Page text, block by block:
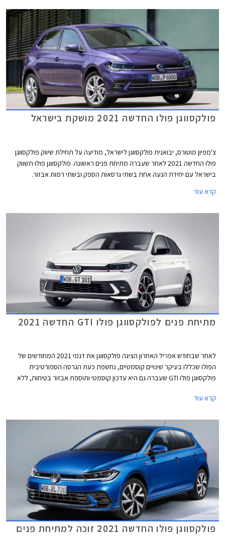
פולקסווגן פולו החדשה 2021 מושקת בישראל
צ'מפיון מוטורס, יבואנית פולקסווגן לישראל, מודיעה על תחילת שיווק פולקסווגן
פולו החדשה 2021 לאחר שעברה מתיחת פנים ראשונה. פולקסווגן פולו תשווק
בישראל עם יחידת הנעה אחת בשתי גרסאות הספק ובשתי רמות אבזור.
קרא עוד
מתיחת פנים לפולקסווגן פולו GTI החדשה 2021
לאחר שבחודש אפריל האחרון הציגה פולקסווגן את דגמי 2021 המחודשים של
הפולו שכללו בעיקר שינויים קוסמטיים, נחשפת כעת הגרסה הספורטיבית
פולקסווגן פולו GTI שעברה גם היא עדכון קוסמטי ותוספת אבזור בטיחות, ללא
קרא עוד
פולקסווגן פולו החדשה 2021 זוכה למתיחת פנים